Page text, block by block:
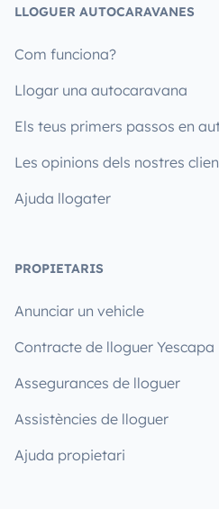
LLOGUER AUTOCARAVANES
Com funciona?
Llogar una autocaravana
Els teus primers passos en
Les opinions dels nostres
Ajuda llogater
PROPIETARIS
Anunciar un vehicle
Contracte de lloguer Yescapa
Assegurances de lloguer
Assistències de lloguer
Ajuda propietari